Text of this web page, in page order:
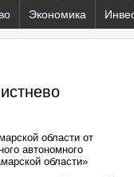
Экономика
области от
автономного
области»